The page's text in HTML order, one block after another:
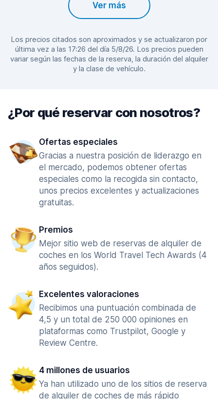
Ver más
Los precios citados son aproximados y se actualizaron por
última vez a las 17:26 del día 5/8/26. Los precios pueden
variar según las fechas de la reserva, la duración del alquiler
y la clase de vehículo.
¿Por qué reservar con nosotros?
Ofertas especiales
Gracias a nuestra posición de liderazgo en
el mercado, podemos obtener ofertas
especiales como la recogida sin contacto,
unos precios excelentes y actualizaciones
gratuitas.
Premios
Mejor sitio web de reservas de alquiler de
coches en los World Travel Tech Awards (4
años seguidos).
Excelentes valoraciones
Recibimos una puntuación combinada de
4,5 y un total de 250 000 opiniones en
plataformas como Trustpilot, Google y
Review Centre.
4 millones de usuarios
Ya han utilizado uno de los sitios de reserva
de alquiler de coches de más rápido